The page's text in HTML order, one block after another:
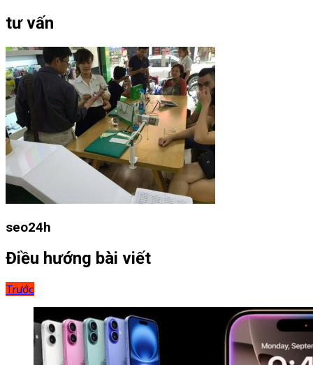
tư vấn
seo24h
Điều hướng bài viết
Trước